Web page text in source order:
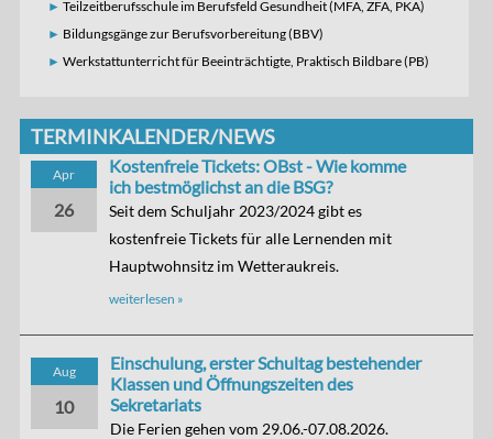
Teilzeitberufsschule im Berufsfeld Gesundheit (MFA, ZFA, PKA)
Bildungsgänge zur Berufsvorbereitung (BBV)
Werkstattunterricht für Beeinträchtigte, Praktisch Bildbare (PB)
TERMINKALENDER/NEWS
Apr
26
Kostenfreie Tickets: OBst - Wie komme
ich bestmöglichst an die BSG?
Seit dem Schuljahr 2023/2024 gibt es
kostenfreie Tickets für alle Lernenden mit
Hauptwohnsitz im Wetteraukreis.
weiterlesen »
Aug
10
Einschulung, erster Schultag bestehender
Klassen und Öffnungszeiten des
Sekretariats
Die Ferien gehen vom 29.06.-07.08.2026.